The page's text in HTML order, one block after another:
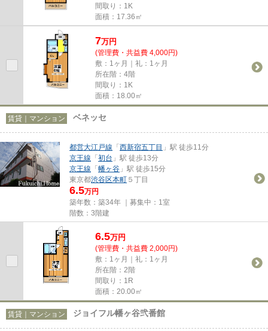
間取り：1K
面積：17.36㎡
7万円
(管理費・共益費 4,000円)
敷：1ヶ月｜礼：1ヶ月
所在階：4階
間取り：1K
面積：18.00㎡
賃貸｜マンション ベネッセ
都営大江戸線 「西新宿五丁目 」駅 徒歩11分
京王線 「初台 」駅 徒歩13分
京王線 「幡ヶ谷 」駅 徒歩15分
東京都渋谷区本町 ５丁目
6.5万円
築年数：築34年 ｜募集中： 1室
階数：3階建
6.5万円
(管理費・共益費 2,000円)
敷：1ヶ月｜礼：1ヶ月
所在階：2階
間取り：1R
面積：20.00㎡
賃貸｜マンション ジョイフル幡ヶ谷弐番館